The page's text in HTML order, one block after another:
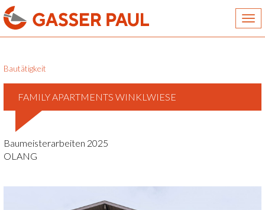
Bautätigkeit
FAMILY APARTMENTS WINKLWIESE
Baumeisterarbeiten 2025
OLANG